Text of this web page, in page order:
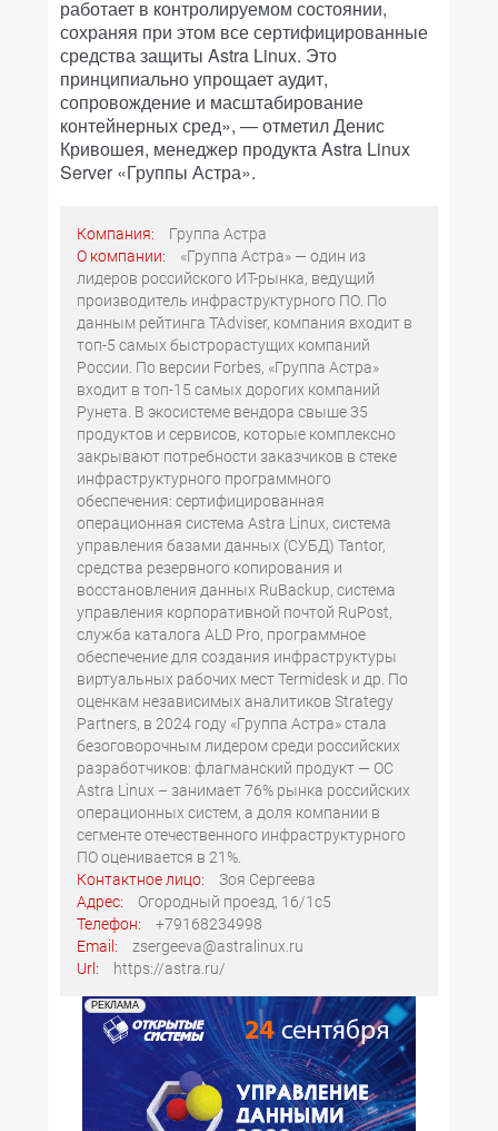
работает в контролируемом состоянии,
сохраняя при этом все сертифицированные
средства защиты Astra Linux. Это
принципиально упрощает аудит,
сопровождение и масштабирование
контейнерных сред», — отметил Денис
Кривошея, менеджер продукта Astra Linux
Server «Группы Астра».
Компания:
Группа Астра
О компании:
«Группа Астра» — один из
лидеров российского ИT-рынка, ведущий
производитель инфраструктурного ПО. По
данным рейтинга TAdviser, компания входит в
топ-5 самых быстрорастущих компаний
России. По версии Forbes, «Группа Астра»
входит в топ-15 самых дорогих компаний
Рунета. В экосистеме вендора свыше 35
продуктов и сервисов, которые комплексно
закрывают потребности заказчиков в стеке
инфраструктурного программного
обеспечения: сертифицированная
операционная система Astra Linux, система
управления базами данных (СУБД) Tantor,
средства резервного копирования и
восстановления данных RuBackup, система
управления корпоративной почтой RuPost,
служба каталога ALD Pro, программное
обеспечение для создания инфраструктуры
виртуальных рабочих мест Termidesk и др. По
оценкам независимых аналитиков Strategy
Partners, в 2024 году «Группа Астра» стала
безоговорочным лидером среди российских
разработчиков: флагманский продукт — ОС
Astra Linux – занимает 76% рынка российских
операционных систем, а доля компании в
сегменте отечественного инфраструктурного
ПО оценивается в 21%.
Контактное лицо:
Зоя Сергеева
Адрес:
Огородный проезд, 16/1с5
Телефон:
+79168234998
Email:
zsergeeva@astralinux.ru
Url:
https://astra.ru/
РЕКЛАМА